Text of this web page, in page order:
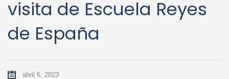
visita de Escuela Reyes
de España
abril 6, 2023